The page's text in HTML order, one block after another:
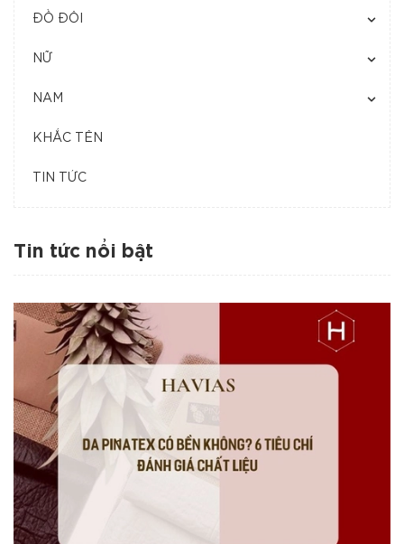
ĐỒ ĐÔI
NỮ
NAM
KHẮC TÊN
TIN TỨC
Tin tức nổi bật